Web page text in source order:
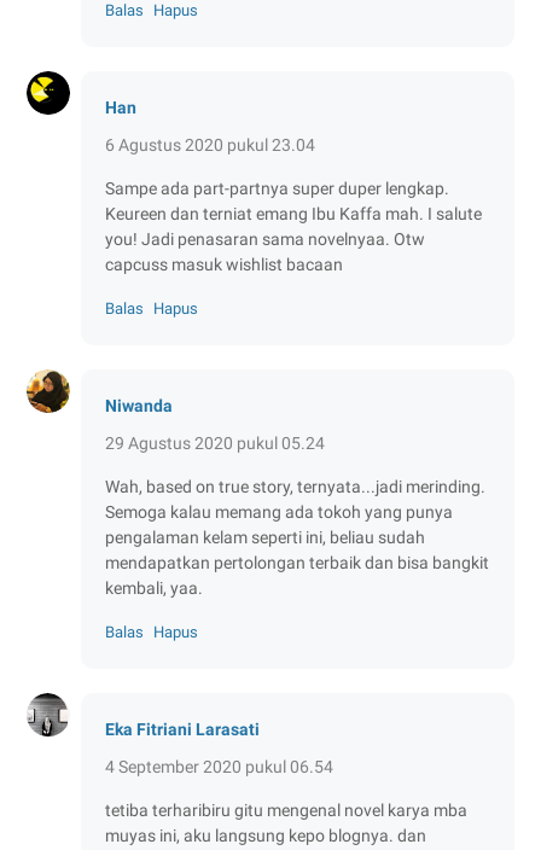
Balas Hapus
Han
6 Agustus 2020 pukul 23.04
Sampe ada part-partnya super duper lengkap.
Keureen dan terniat emang Ibu Kaffa mah. I salute
you! Jadi penasaran sama novelnyaa. Otw
capcuss masuk wishlist bacaan
Balas Hapus
Niwanda
29 Agustus 2020 pukul 05.24
Wah, based on true story, ternyata...jadi merinding.
Semoga kalau memang ada tokoh yang punya
pengalaman kelam seperti ini, beliau sudah
mendapatkan pertolongan terbaik dan bisa bangkit
kembali, yaa.
Balas Hapus
Eka Fitriani Larasati
4 September 2020 pukul 06.54
tetiba terharibiru gitu mengenal novel karya mba
muyas ini, aku langsung kepo blognya. dan